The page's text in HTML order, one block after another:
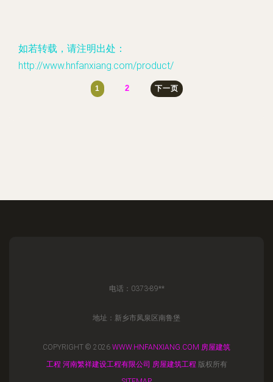
如若转载，请注明出处：
http://www.hnfanxiang.com/product/
1 2 下一页
电话：0373-89**
地址：新乡市凤泉区南鲁堡
COPYRIGHT © 2026 WWW.HNFANXIANG.COM 房屋建筑
工程 河南繁祥建设工程有限公司 房屋建筑工程 版权所有